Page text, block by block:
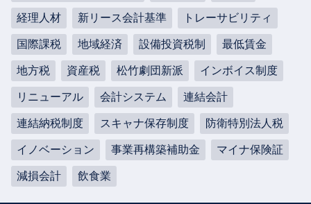
経理人材 新リース会計基準 トレーサビリティ
国際課税 地域経済 設備投資税制 最低賃金
地方税 資産税 松竹劇団新派 インボイス制度
リニューアル 会計システム 連結会計
連結納税制度 スキャナ保存制度 防衛特別法人税
イノベーション 事業再構築補助金 マイナ保険証
減損会計 飲食業